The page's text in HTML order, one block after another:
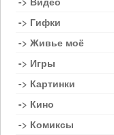
-> Гифки
-> Живье моё
-> Игры
-> Картинки
-> Кино
-> Комиксы